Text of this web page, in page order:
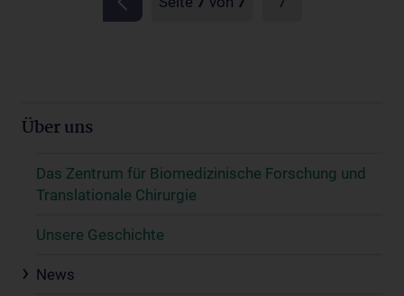
Über uns
Das Zentrum für Biomedizinische Forschung und
Translationale Chirurgie
Unsere Geschichte
News